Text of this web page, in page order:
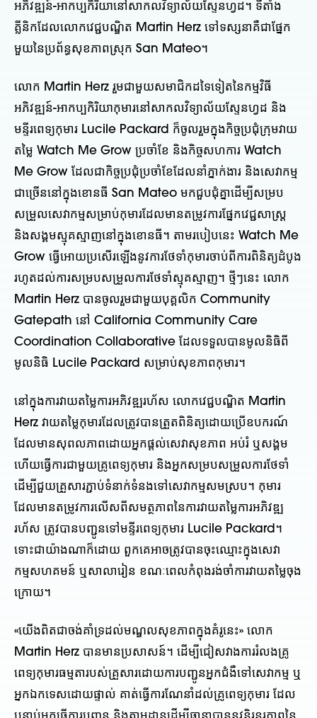
អភិវឌ្ឍន៍-អាកប្បកិរិយានៅសាកលវិទ្យាល័យស្ទែនហ្វដ។ ទីតាំង
គ្លីនិកដែលលោកវេជ្ជបណ្ឌិត Martin Herz ទៅទស្សនាគឺជាផ្នែក
មួយនៃប្រព័ន្ធសុខភាពស្រុក San Mateo។
លោក Martin Herz រួមជាមួយសមាជិកដទៃទៀតនៃកម្មវិធី
អភិវឌ្ឍន៍-អាកប្បកិរិយាកុមារនៅសាកលវិទ្យាល័យស្ទែនហ្វដ និង
មន្ទីរពេទ្យកុមារ Lucile Packard ក៏ចូលរួមក្នុងកិច្ចប្រជុំក្រុមវាយ
តម្លៃ Watch Me Grow ប្រចាំខែ និងកិច្ចសហការ Watch
Me Grow ដែលជាកិច្ចប្រជុំប្រចាំខែដែលនាំភ្នាក់ងារ និងសេវាកម្ម
ជាច្រើននៅក្នុងខោនធី San Mateo មកជួបជុំគ្នាដើម្បីសម្រប
សម្រួលសេវាកម្មសម្រាប់កុមារដែលមានតម្រូវការផ្នែកវេជ្ជសាស្ត្រ
និងសង្គមស្មុគស្មាញនៅក្នុងខោនធី។ តាមរបៀបនេះ Watch Me
Grow ធ្វើអោយប្រសើរឡើងនូវការថែទាំកុមារចាប់ពីការពិនិត្យដំបូង
រហូតដល់ការសម្របសម្រួលការថែទាំស្មុគស្មាញ។ ថ្មីៗនេះ លោក
Martin Herz បានចូលរួមជាមួយបុគ្គលិក Community
Gatepath នៅ California Community Care
Coordination Collaborative ដែលទទួលបានមូលនិធិពី
មូលនិធិ Lucile Packard សម្រាប់សុខភាពកុមារ។
នៅក្នុងការវាយតម្លៃការអភិវឌ្ឍរហ័ស លោកវេជ្ជបណ្ឌិត Martin
Herz វាយតម្លៃកុមារដែលត្រូវបានត្រួតពិនិត្យដោយប្រើឧបករណ៍
ដែលមានសុពលភាពដោយអ្នកផ្តល់សេវាសុខភាព អប់រំ ឬសង្គម
ហើយធ្វើការជាមួយគ្រូពេទ្យកុមារ និងអ្នកសម្របសម្រួលការថែទាំ
ដើម្បីជួយគ្រួសារភ្ជាប់ទំនាក់ទំនងទៅសេវាកម្មសមស្រប។ កុមារ
ដែលមានតម្រូវការលើសពីសមត្ថភាពនៃការវាយតម្លៃការអភិវឌ្ឍ
រហ័ស ត្រូវបានបញ្ជូនទៅមន្ទីរពេទ្យកុមារ Lucile Packard។
ទោះជាយ៉ាងណាក៏ដោយ ពួកគេអាចត្រូវបានចុះឈ្មោះក្នុងសេវា
កម្មសហគមន៍ ឬសាលារៀន ខណៈពេលកំពុងរង់ចាំការវាយតម្លៃចុង
ក្រោយ។
«យើងពិតជាចង់គាំទ្រដល់មណ្ឌលសុខភាពក្នុងគំរូនេះ» លោក
Martin Herz បានមានប្រសាសន៍។ ដើម្បីជៀសវាងការរំលងគ្រូ
ពេទ្យកុមារធម្មតារបស់គ្រួសារដោយការបញ្ជូនអ្នកជំងឺទៅសេវាកម្ម ឬ
អ្នកឯកទេសដោយផ្ទាល់ គាត់ធ្វើការណែនាំដល់គ្រូពេទ្យកុមារ ដែល